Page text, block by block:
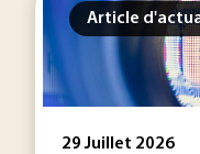
Article
29 Juillet 2026